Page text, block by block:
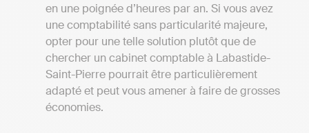
en une poignée d’heures par an. Si vous avez
une comptabilité sans particularité majeure,
opter pour une telle solution plutôt que de
chercher un cabinet comptable à Labastide-
Saint-Pierre pourrait être particulièrement
adapté et peut vous amener à faire de grosses
économies.